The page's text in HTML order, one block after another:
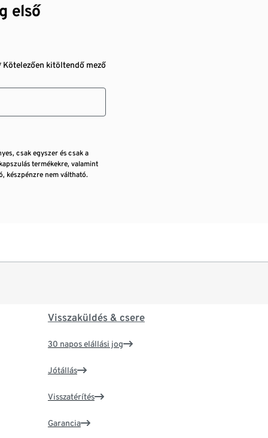
első
Kötelezően kitöltendő mező
csak egyszer és csak a
termékekre, valamint
készpénzre nem váltható.
Visszaküldés & csere
30 napos elállási jog
Jótállás
Visszatérítés
Garancia